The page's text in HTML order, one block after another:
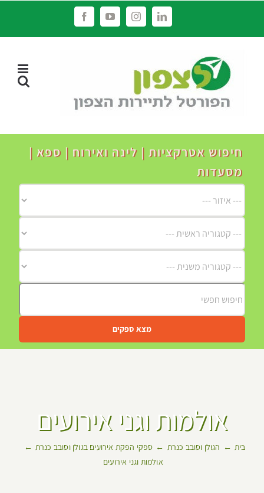
LinkedIn
Instagram
YouTube
Facebook
חיפוש אטרקציות | לינה ואירוח | ספא |
מסעדות
מצא ספקים
אולמות וגני אירועים
בית הגולן וסובב כנרת
ספקי הפקת אירועים בגולן וסובב כנרת
אולמות וגני אירועים